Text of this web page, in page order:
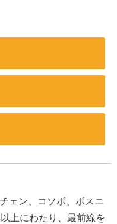
ェン、コソボ、ボスニ
上にわたり、最前線を